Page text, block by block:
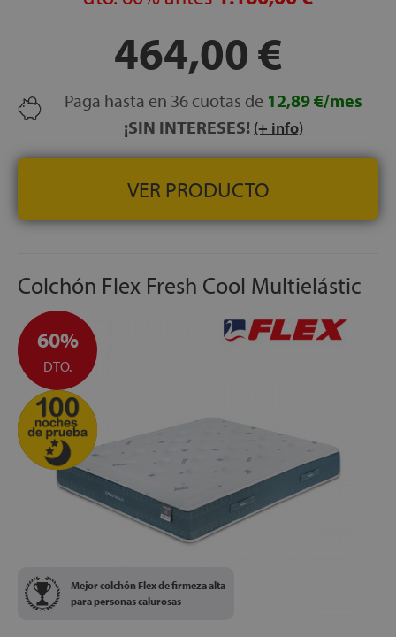
por cremallera)
TRANSPIRABILIDAD: Muy alta
OEKO-TEX® Standard 100
GARANTÍA: 3 años
464,00 €
Paga hasta en 36 cuotas de 12,89 €/mes
¡SIN INTERESES! (+ info)
VER PRODUCTO
Colchón Flex Fresh Cool Multielástic
60%
DTO.
Mejor colchón Flex de firmeza alta
para personas calurosas